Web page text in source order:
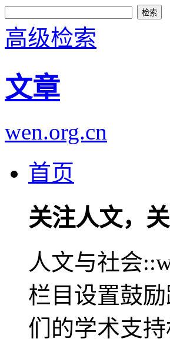
高级检索
文章
wen.org.cn
首页
关注人文，
人文与社会
栏目设置鼓
们的学术支